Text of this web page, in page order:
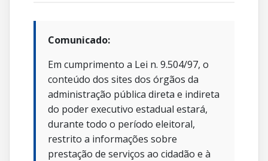
Comunicado:
Em cumprimento a Lei n. 9.504/97, o
conteúdo dos sites dos órgãos da
administração pública direta e indireta
do poder executivo estadual estará,
durante todo o período eleitoral,
restrito a informações sobre
prestação de serviços ao cidadão e à